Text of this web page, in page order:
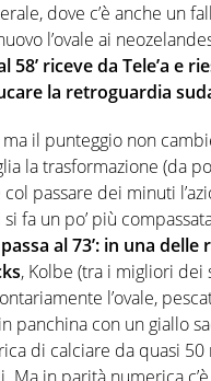
dove c’è anche un
l’ovale ai
58’ riceve da Tele’a e
la retroguardia
ma il punteggio non
la trasformazione (da
passare dei minuti
fa un po’ più
al 73’: in una
, Kolbe (tra i migliori dei
l’ovale,
panchina con un giallo
di calciare da quasi